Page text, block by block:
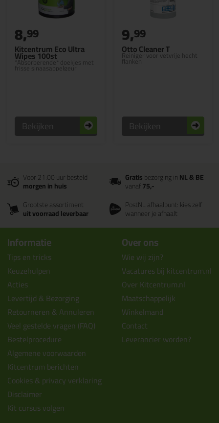
Kitcentrum Eco Ultra
Wipes 100st
*Absorberende* doekjes met
frisse sinaasappelgeur
8,99
Bekijken
Otto Cleaner T
Reiniger voor vetvrije hecht
flanken
9,99
Bekijken
Voor 21:00 uur besteld
morgen in huis
Gratisbezorging inNL & BE
vanaf75,-
Grootste assortiment
uit voorraad leverbaar
PostNL afhaalpunt: kies zelf
wanneer je afhaalt
Informatie
Tips en tricks
Keuzehulpen
Acties
Levertijd & Bezorging
Retourneren & Annuleren
Veel gestelde vragen (FAQ)
Bestelprocedure
Algemene voorwaarden
Kitcentrum berichten
Cookies & privacy verklaring
Disclaimer
Kit cursus volgen
Over ons
Wie wij zijn?
Vacatures bij kitcentrum.nl
Over Kitcentrum.nl
Maatschappelijk
Winkelmand
Contact
Leverancier worden?